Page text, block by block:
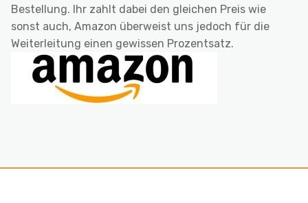
Bestellung. Ihr zahlt dabei den gleichen Preis wie
sonst auch, Amazon überweist uns jedoch für die
Weiterleitung einen gewissen Prozentsatz.